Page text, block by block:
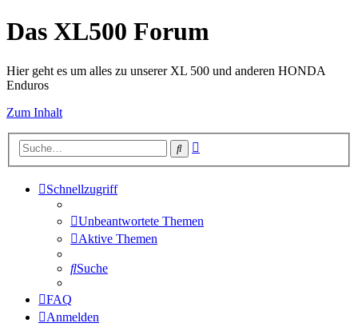
Das XL500 Forum
Hier geht es um alles zu unserer XL 500 und anderen HONDA
Enduros
Zum Inhalt
Suche
Schnellzugriff
Unbeantwortete Themen
Aktive Themen
Suche
FAQ
Anmelden